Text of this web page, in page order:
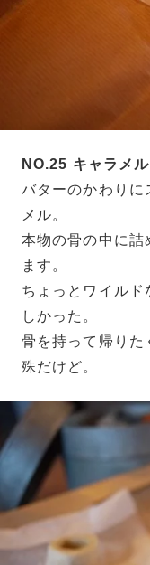
NO.25 キャラメル
バターのかわりに
メル。
本物の骨の中に詰
ます。
ちょっとワイルド
しかった。
骨を持って帰りた
殊だけど。